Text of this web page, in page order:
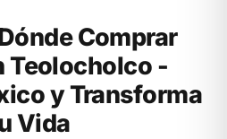
Comprar
Teolocholco -
y Transforma
Vida